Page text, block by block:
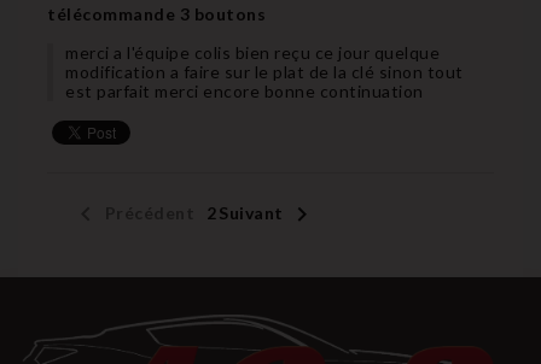
télécommande 3 boutons
merci a l'équipe colis bien reçu ce jour quelque
modification a faire sur le plat de la clé sinon tout
est parfait merci encore bonne continuation
2Suivant 